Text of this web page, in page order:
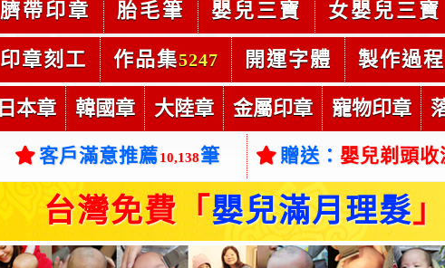
臍帶印章 胎毛筆 嬰兒三寶 女嬰兒三寶
印章刻工 作品集5247 開運字體 製作過程
日本章 韓國章 大陸章 金屬印章 寵物印章
客戶滿意推薦10,138筆 贈送： 嬰兒剃頭收
台灣免費「 嬰兒滿月理髮